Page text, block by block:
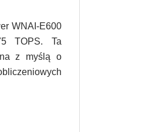
WNAI-E600
TOPS. Ta
z myślą o